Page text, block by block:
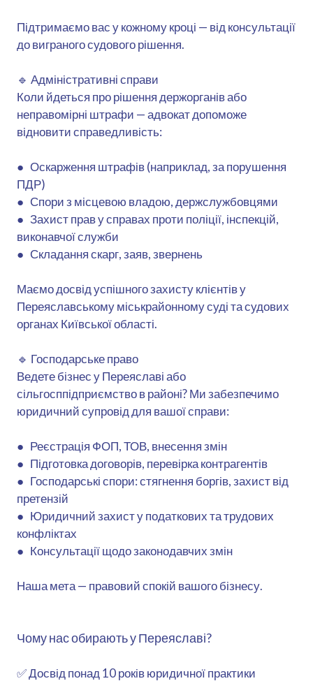
Підтримаємо вас у кожному кроці — від консультації
до виграного судового рішення.
🔹 Адміністративні справи
Коли йдеться про рішення держорганів або
неправомірні штрафи — адвокат допоможе
відновити справедливість:
● Оскарження штрафів (наприклад, за порушення
ПДР)
● Спори з місцевою владою, держслужбовцями
● Захист прав у справах проти поліції, інспекцій,
виконавчої служби
● Складання скарг, заяв, звернень
Маємо досвід успішного захисту клієнтів у
Переяславському міськрайонному суді та судових
органах Київської області.
🔹 Господарське право
Ведете бізнес у Переяславі або
сільгосппідприємство в районі? Ми забезпечимо
юридичний супровід для вашої справи:
● Реєстрація ФОП, ТОВ, внесення змін
● Підготовка договорів, перевірка контрагентів
● Господарські спори: стягнення боргів, захист від
претензій
● Юридичний захист у податкових та трудових
конфліктах
● Консультації щодо законодавчих змін
Наша мета — правовий спокій вашого бізнесу.
Чому нас обирають у Переяславі?
✅ Досвід понад 10 років юридичної практики